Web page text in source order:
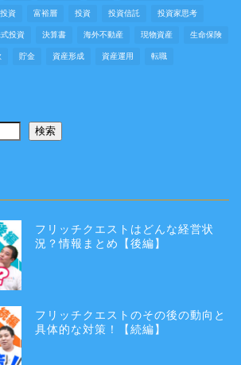
資 富裕層 投資 投資信託 投資家思考
投資 決算書 海外不動産 現物資産 生命保険
貯金 資産形成 資産運用 転職
検索
フリッチクエストはどんな経営状
況？情報まとめ【後編】
フリッチクエストのその後の動向と
具体的な対策！【続編】